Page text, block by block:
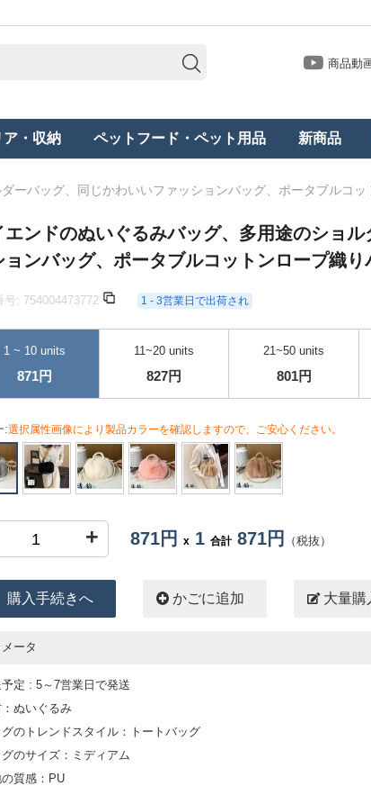
商品動
ア・収納 ペットフード・ペット用品 新商品
ーバッグ、同じかわいいファッションバッグ、ポータブルコ
エンドのぬいぐるみバッグ、多用途のショ
ョンバッグ、ポータブルコットンロープ織り
号: 754004473772 1 - 3営業日で出荷され
1 ~ 10 units
871円
11~20 units
827円
21~50 units
801円
:選択属性画像により製品カラーを確認しますので、ご安心ください。
+ 871円 x 1 合計871円 （税抜）
購入手続きへ かごに追加 大量購
ータ
定 : 5～7営業日で発送
ぬいぐるみ
のトレンドスタイル：トートバッグ
のサイズ：ミディアム
の質感：PU